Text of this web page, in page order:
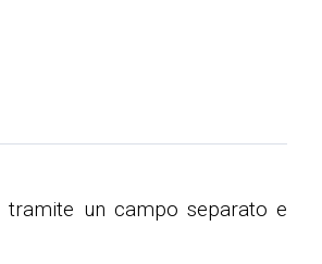
un campo separato e